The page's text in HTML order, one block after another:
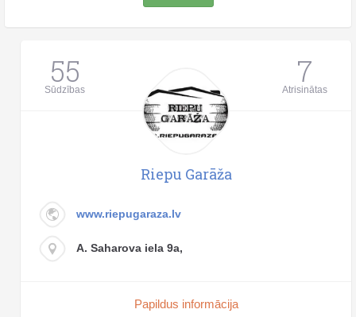
55
Sūdzības 7
Atrisinātas
Riepu Garāža
www.riepugaraza.lv
A. Saharova iela 9a,
Papildus informācija